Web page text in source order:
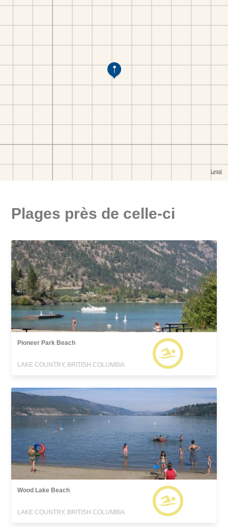
Plages près de celle-ci
Pioneer Park Beach
LAKE COUNTRY, BRITISH COLUMBIA
Wood Lake Beach
LAKE COUNTRY, BRITISH COLUMBIA